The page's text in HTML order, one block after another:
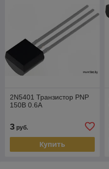
2N5401 Транзистор PNP
150В 0.6А
3 руб.
Купить